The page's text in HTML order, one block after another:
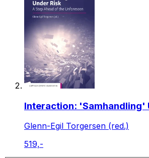
Interaction: 'Samhandling'
Glenn-Egil Torgersen (red.)
519,-